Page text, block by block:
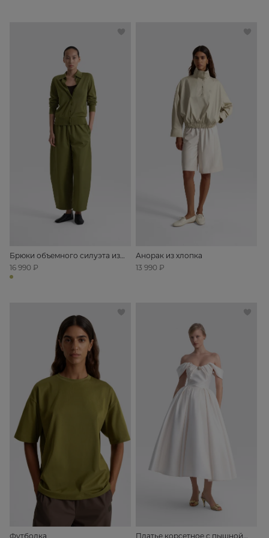
Брюки объемного силуэта из
хлопка
16 990 ₽
Анорак из хлопка
13 990 ₽
Футболка
Платье корсетное с пышной